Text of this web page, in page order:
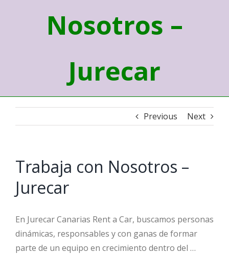
Nosotros –
Jurecar
Previous Next
Trabaja con Nosotros –
Jurecar
En Jurecar Canarias Rent a Car, buscamos personas
dinámicas, responsables y con ganas de formar
parte de un equipo en crecimiento dentro del …